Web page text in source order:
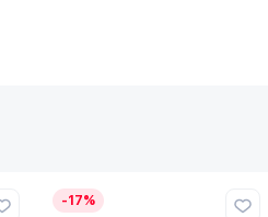
-17%